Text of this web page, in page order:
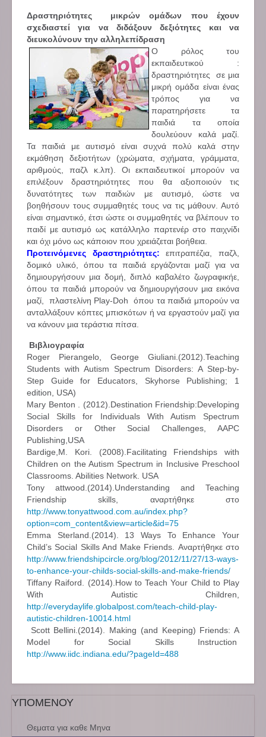
Δραστηριότητες μικρών ομάδων που έχουν
σχεδιαστεί για να διδάξουν δεξιότητες και να
διευκολύνουν την αλληλεπίδραση
Ο ρόλος του
εκπαιδευτικού :
δραστηριότητες σε μια
μικρή ομάδα είναι ένας
τρόπος για να
παρατηρήσετε τα
παιδιά τα οποία
δουλεύουν καλά μαζί.
Τα παιδιά με αυτισμό είναι συχνά πολύ καλά στην
εκμάθηση δεξιοτήτων (χρώματα, σχήματα, γράμματα,
αριθμούς, παζλ κ.λπ). Οι εκπαιδευτικοί μπορούν να
επιλέξουν δραστηριότητες που θα αξιοποιούν τις
δυνατότητες των παιδιών με αυτισμό, ώστε να
βοηθήσουν τους συμμαθητές τους να τις μάθουν. Αυτό
είναι σημαντικό, έτσι ώστε οι συμμαθητές να βλέπουν το
παιδί με αυτισμό ως κατάλληλο παρτενέρ στο παιχνίδι
και όχι μόνο ως κάποιον που χρειάζεται βοήθεια.
Προτεινόμενες δραστηριότητες: επιτραπέζια, παζλ,
δομικό υλικό, όπου τα παιδιά εργάζονται μαζί για να
δημιουργήσουν μια δομή, διπλό καβαλέτο ζωγραφικήε,
όπου τα παιδιά μπορούν να δημιουργήσουν μια εικόνα
μαζί, πλαστελίνη Play-Doh όπου τα παιδιά μπορούν να
ανταλλάξουν κόπτες μπισκότων ή να εργαστούν μαζί για
να κάνουν μια τεράστια πίτσα.
Βιβλιογραφία
Roger Pierangelo, George Giuliani.(2012).Teaching
Students with Autism Spectrum Disorders: A Step-by-
Step Guide for Educators, Skyhorse Publishing; 1
edition, USA)
Mary Benton . (2012).Destination Friendship:Developing
Social Skills for Individuals With Autism Spectrum
Disorders or Other Social Challenges, AAPC
Publishing,USA
Bardige,M. Kori. (2008).Facilitating Friendships with
Children on the Autism Spectrum in Inclusive Preschool
Classrooms. Abilities Network. USA
Tony attwood.(2014).Understanding and Teaching
Friendship skills, αναρτήθηκε στο
http://www.tonyattwood.com.au/index.php?
option=com_content&view=article&id=75
Emma Sterland.(2014). 13 Ways To Enhance Your
Child’s Social Skills And Make Friends. Αναρτήθηκε στο
http://www.friendshipcircle.org/blog/2012/11/27/13-ways-
to-enhance-your-childs-social-skills-and-make-friends/
Tiffany Raiford. (2014).How to Teach Your Child to Play
With Autistic Children,
http://everydaylife.globalpost.com/teach-child-play-
autistic-children-10014.html
Scott Bellini.(2014). Making (and Keeping) Friends: A
Model for Social Skills Instruction
http://www.iidc.indiana.edu/?pageId=488
ΥΠΟΜΕΝΟΥ
Θεματα για καθε Μηνα